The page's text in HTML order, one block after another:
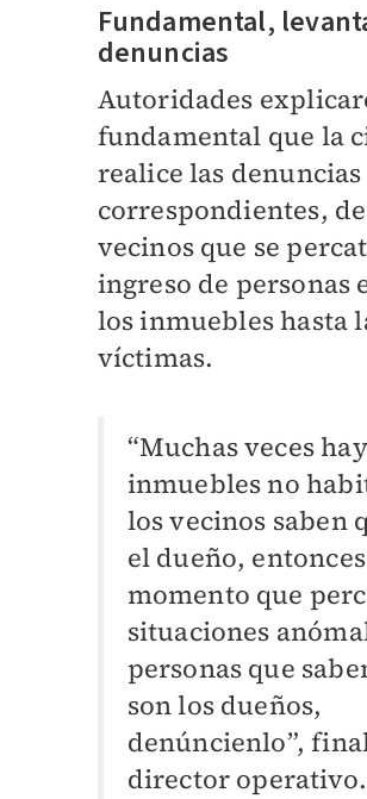
Fundamental,
denuncias
Autoridades
fundamental que la
realice las denuncias
correspondientes,
vecinos que se
ingreso de personas
los inmuebles hasta
víctimas.
“Muchas veces hay
inmuebles no
los vecinos saben
el dueño,
momento que
situaciones
personas que
son los dueños,
denúncienlo”,
director operativo.